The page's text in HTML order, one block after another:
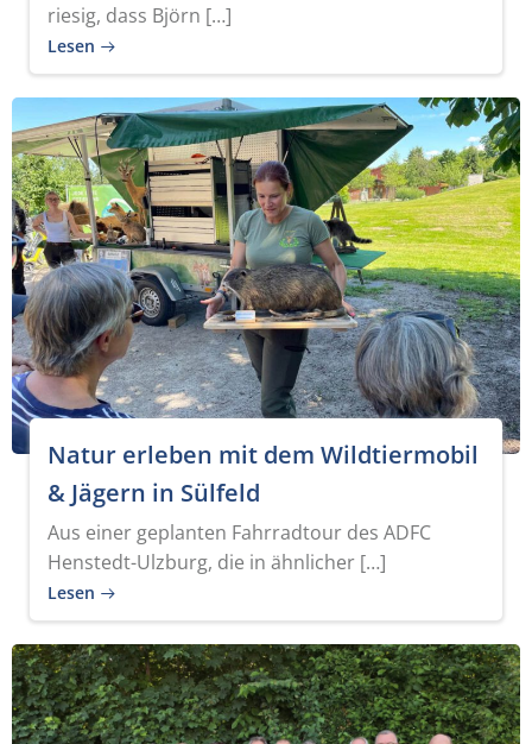
riesig, dass Björn […]
Lesen
Natur erleben mit dem Wildtiermobil
& Jägern in Sülfeld
Aus einer geplanten Fahrradtour des ADFC
Henstedt-Ulzburg, die in ähnlicher […]
Lesen